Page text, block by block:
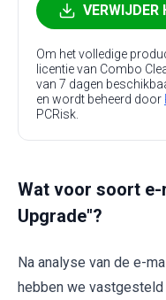
Om het volledige
licentie van Combo
van 7 dagen
en wordt beheerd door
PCRisk.
Wat voor soort e-
Upgrade"?
Na analyse van de e-
hebben we